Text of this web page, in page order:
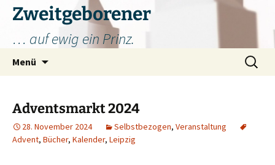
Zum
Inhalt
springen
Zweitgeborener
… auf ewig ein Prinz.
Menü
Suchen
nach:
Adventsmarkt 2024
28. November 2024 Selbstbezogen, Veranstaltung
Advent, Bücher, Kalender, Leipzig